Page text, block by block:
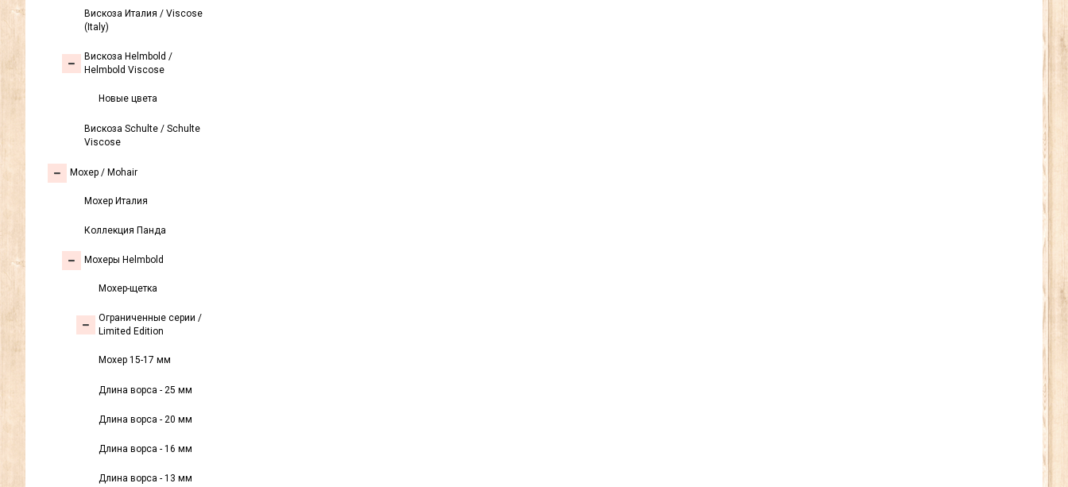
Вискоза Италия / Viscose
(Italy)
Вискоза Helmbold /
Helmbold Viscose
Новые цвета
Вискоза Sсhulte / Schulte
Viscose
Моxер / Mohair
Мохер Италия
Коллекция Панда
Мохеры Helmbold
Мохер-щетка
Ограниченные серии /
Limited Edition
Мохер 15-17 мм
Длина ворса - 25 мм
Длина ворса - 20 мм
Длина ворса - 16 мм
Длина ворса - 13 мм